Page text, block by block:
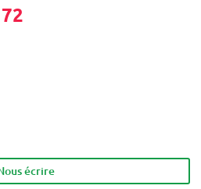
écrire